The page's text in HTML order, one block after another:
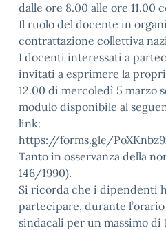
dalle ore 8.00 alle ore 11.00
Il ruolo del docente in
contrattazione collettiva
I docenti interessati a
invitati a esprimere la
12.00 di mercoledì 5 marzo
modulo disponibile al
link:
https://forms.gle/
Tanto in osservanza della
146/1990).
Si ricorda che i dipendenti
partecipare, durante
sindacali per un massimo